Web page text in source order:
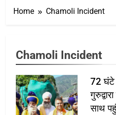
Home Chamoli Incident
Chamoli Incident
72 घंटे
साथ